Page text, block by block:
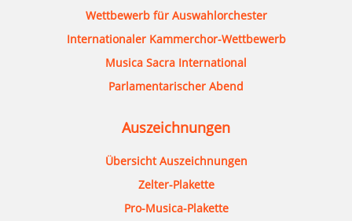
Wettbewerb für Auswahlorchester
Internationaler Kammerchor-Wettbewerb
Musica Sacra International
Parlamentarischer Abend
Auszeichnungen
Übersicht Auszeichnungen
Zelter-Plakette
Pro-Musica-Plakette